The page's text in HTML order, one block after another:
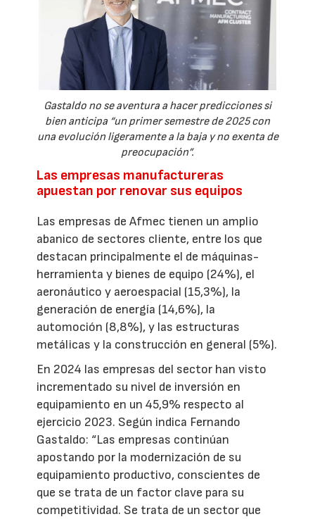
Gastaldo no se aventura a hacer predicciones si
bien anticipa “un primer semestre de 2025 con
una evolución ligeramente a la baja y no exenta de
preocupación”.
Las empresas manufactureras
apuestan por renovar sus equipos
Las empresas de Afmec tienen un amplio
abanico de sectores cliente, entre los que
destacan principalmente el de máquinas-
herramienta y bienes de equipo (24%), el
aeronáutico y aeroespacial (15,3%), la
generación de energía (14,6%), la
automoción (8,8%), y las estructuras
metálicas y la construcción en general (5%).
En 2024 las empresas del sector han visto
incrementado su nivel de inversión en
equipamiento en un 45,9% respecto al
ejercicio 2023. Según indica Fernando
Gastaldo: “Las empresas continúan
apostando por la modernización de su
equipamiento productivo, conscientes de
que se trata de un factor clave para su
competitividad. Se trata de un sector que